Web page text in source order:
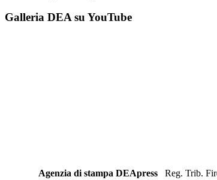
Galleria DEA su YouTube
Agenzia di stampa DEApress Reg. Trib.